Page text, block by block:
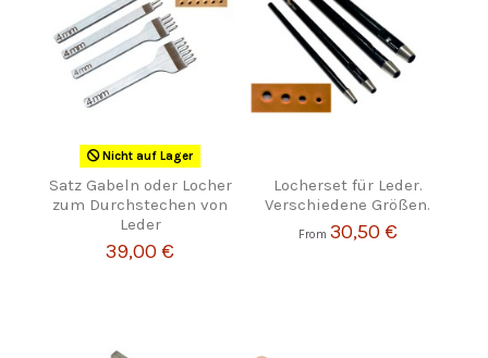
Nicht auf Lager
Satz Gabeln oder Locher
zum Durchstechen von
Leder
39,00 €
Locherset für Leder.
Verschiedene Größen.
From 30,50 €